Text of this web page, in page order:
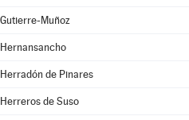
Gutierre-Muñoz
Hernansancho
Herradón de Pinares
Herreros de Suso